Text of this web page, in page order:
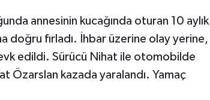
annesinin kucağında oturan 10 aylık
doğru fırladı. İhbar üzerine olay yerine,
edildi. Sürücü Nihat ile otomobilde
Özarslan kazada yaralandı. Yamaç